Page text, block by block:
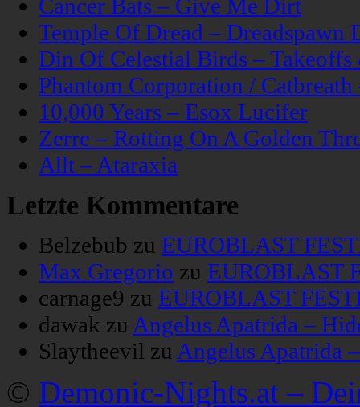
Cancer Bats – Give Me Dirt
Temple Of Dread – Dreadspawn
Din Of Celestial Birds –
Phantom Corporation /
10,000 Years – Esox Lucifer
Zerre – Rotting On A Golden
Allt – Ataraxia
Letzte Kommentare
Belzebub zu EUROBLAST
Max Gregorio zu EUROBLAST
carnage9 zu EUROBLAST
dawak zu Angelus Apatrida –
Slaytheevil zu Angelus Apatrida
© Demonic-Nights.at –